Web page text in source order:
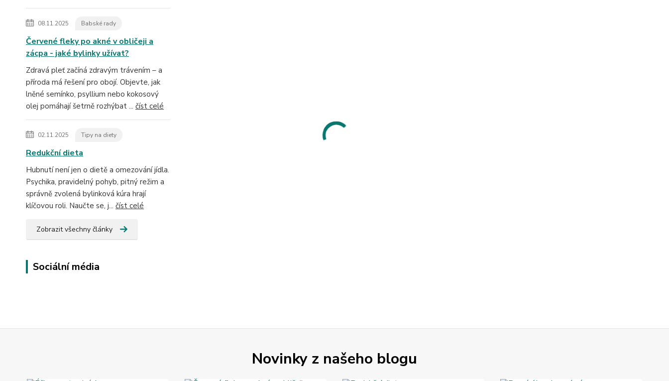
08.11.2025 Babské rady
Červené fleky po akné v obličeji a
zácpa - jaké bylinky užívat?
Zdravá pleť začíná zdravým trávením – a
příroda má řešení pro obojí. Objevte, jak
lněné semínko, psyllium nebo kokosový
olej pomáhají šetrně rozhýbat ... číst celé
02.11.2025 Tipy na diety
Redukční dieta
Hubnutí není jen o dietě a omezování jídla.
Psychika, pravidelný pohyb, pitný režim a
správně zvolená bylinková kúra hrají
klíčovou roli. Naučte se, j... číst celé
Zobrazit všechny články
Sociální média
Novinky z našeho blogu